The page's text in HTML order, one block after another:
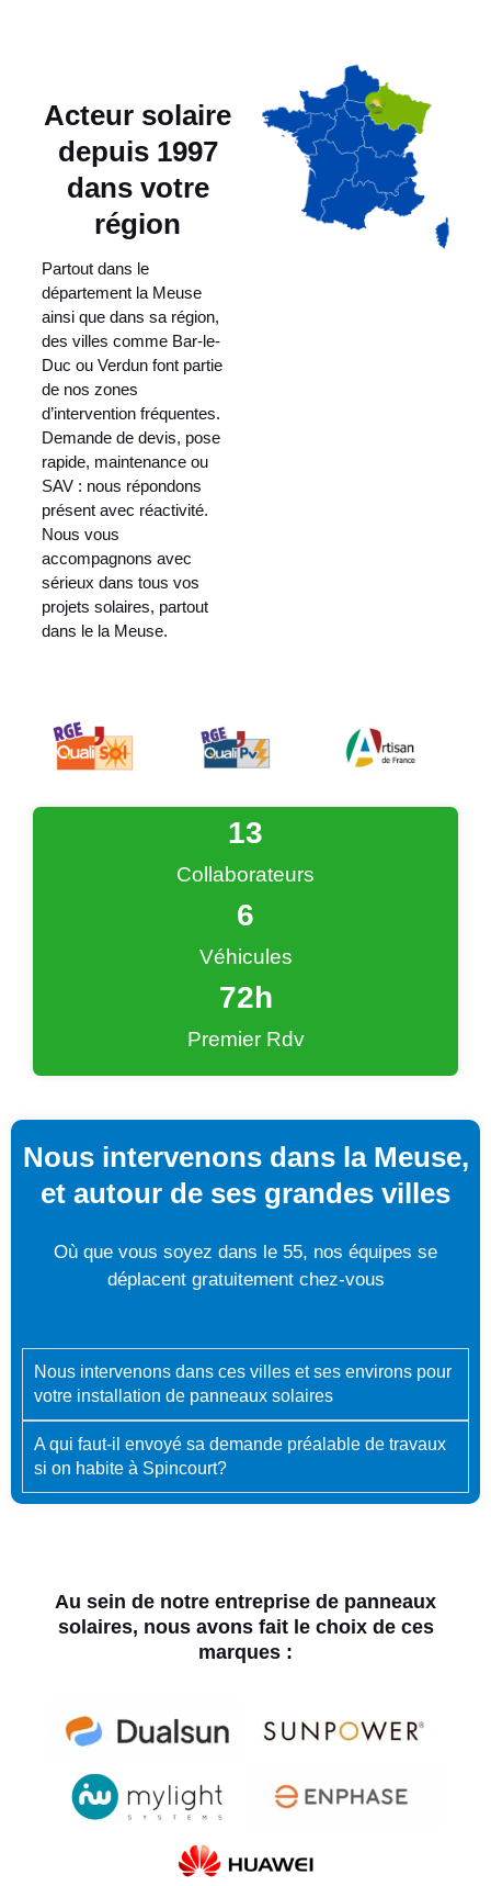
Acteur solaire
depuis 1997
dans votre
région
Partout dans le
département la Meuse
ainsi que dans sa région,
des villes comme Bar-le-
Duc ou Verdun font partie
de nos zones
d’intervention fréquentes.
Demande de devis, pose
rapide, maintenance ou
SAV : nous répondons
présent avec réactivité.
Nous vous
accompagnons avec
sérieux dans tous vos
projets solaires, partout
dans le la Meuse.
Collaborateurs
13
Véhicules
6
Premier Rdv
72h
Nous intervenons dans la Meuse,
et autour de ses grandes villes
Où que vous soyez dans le 55, nos équipes se
déplacent gratuitement chez-vous
Nous intervenons dans ces villes et ses environs pour
votre installation de panneaux solaires
A qui faut-il envoyé sa demande préalable de travaux
si on habite à Spincourt?
Au sein de notre entreprise de panneaux
solaires, nous avons fait le choix de ces
marques :